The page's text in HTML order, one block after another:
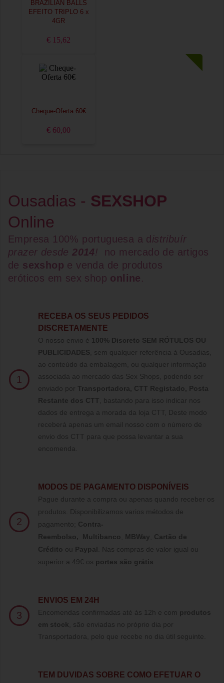
BRAZILIAN BALLS
EFEITO TRIPLO 6 x
4GR
€ 15,62
Cheque-Oferta 60€
€ 60,00
Ousadias - SEXSHOP
Online
Empresa 100% portuguesa a d istribuír
prazer desde2014!
no mercado de artigos
de sexshop e venda de produtos
eróticos em sex shop online.
1
RECEBA OS SEUS PEDIDOS
DISCRETAMENTE
O nosso envio é 100% Discreto SEM RÓTULOS OU
PUBLICIDADES , sem qualquer referência à Ousadias,
ao conteúdo da embalagem, ou qualquer informação
associada ao mercado das Sex Shops, podendo ser
enviado por Transportadora, CTT Registado, Posta
Restante dos CTT , bastando para isso indicar nos
dados de entrega a morada da loja CTT, Deste modo
receberá apenas um email nosso com o número de
envio dos CTT para que possa levantar a sua
encomenda.
2
MODOS DE PAGAMENTO DISPONÍVEIS
Pague durante a compra ou apenas quando receber os
produtos. Disponibilizamos varios métodos de
pagamento; Contra-
Reembolso, Multibanco MBWay
Cartão de
Crédito ou Paypal
Nas compras de valor igual ou
superior a 49€ os portes são grátis
3
ENVIOS EM 24H
Encomendas confirmadas até às 12h e com produtos
em stock , são enviadas no próprio dia por
Transportadora, pelo que recebe no dia útil seguinte.
TE M DUVIDAS SOBRE COMO EFETUAR O